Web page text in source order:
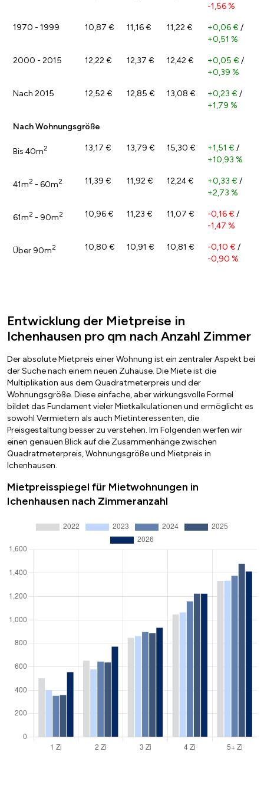
-1,56 %
1970 - 1999 10,87 € 11,16 € 11,22 € +0,06 € /
+0,51 %
2000 - 2015 12,22 € 12,37 € 12,42 € +0,05 € /
+0,39 %
Nach 2015 12,52 € 12,85 € 13,08 € +0,23 € /
+1,79 %
Nach Wohnungsgröße
Bis 40m2 13,17 € 13,79 € 15,30 € +1,51 € /
+10,93 %
41m2 - 60m2 11,39 € 11,92 € 12,24 € +0,33 € /
+2,73 %
61m2 - 90m2 10,96 € 11,23 € 11,07 € -0,16 € /
-1,47 %
Über 90m2 10,80 € 10,91 € 10,81 € -0,10 € /
-0,90 %
Entwicklung der Mietpreise in
Ichenhausen pro qm nach Anzahl Zimmer
Der absolute Mietpreis einer Wohnung ist ein zentraler Aspekt bei
der Suche nach einem neuen Zuhause. Die Miete ist die
Multiplikation aus dem Quadratmeterpreis und der
Wohnungsgröße. Diese einfache, aber wirkungsvolle Formel
bildet das Fundament vieler Mietkalkulationen und ermöglicht es
sowohl Vermietern als auch Mietinteressenten, die
Preisgestaltung besser zu verstehen. Im Folgenden werfen wir
einen genauen Blick auf die Zusammenhänge zwischen
Quadratmeterpreis, Wohnungsgröße und Mietpreis in
Ichenhausen.
Mietpreisspiegel für Mietwohnungen in
Ichenhausen nach Zimmeranzahl